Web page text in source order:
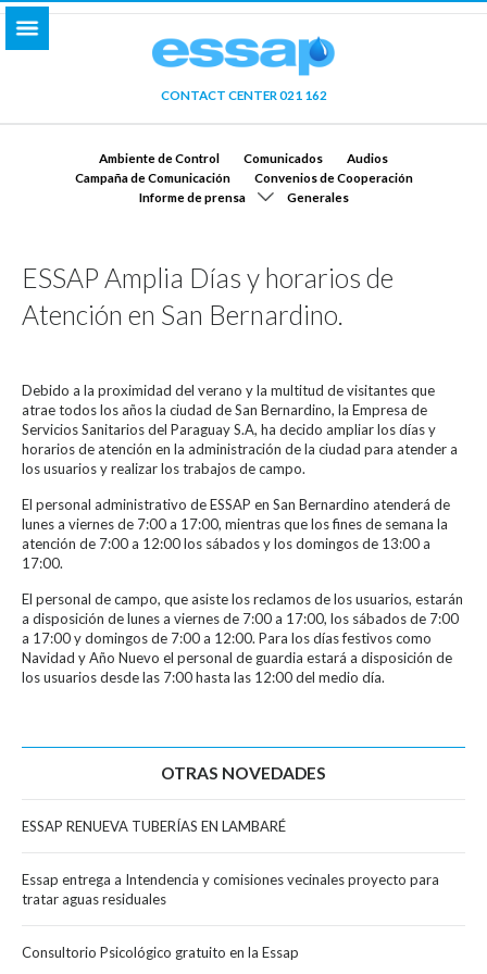
CONTACT CENTER 021 162
Ambiente de Control Comunicados
Audios
Campaña de Comunicación
Convenios de Cooperación
Informe de prensa
Generales
ESSAP Amplia Días y horarios de
Atención en San Bernardino.
Debido a la proximidad del verano y la multitud de visitantes que
atrae todos los años la ciudad de San Bernardino, la Empresa de
Servicios Sanitarios del Paraguay S.A, ha decido ampliar los días y
horarios de atención en la administración de la ciudad para atender a
los usuarios y realizar los trabajos de campo.
El personal administrativo de ESSAP en San Bernardino atenderá de
lunes a viernes de 7:00 a 17:00, mientras que los fines de semana la
atención de 7:00 a 12:00 los sábados y los domingos de 13:00 a
17:00.
El personal de campo, que asiste los reclamos de los usuarios, estarán
a disposición de lunes a viernes de 7:00 a 17:00, los sábados de 7:00
a 17:00 y domingos de 7:00 a 12:00. Para los días festivos como
Navidad y Año Nuevo el personal de guardia estará a disposición de
los usuarios desde las 7:00 hasta las 12:00 del medio día.
OTRAS NOVEDADES
ESSAP RENUEVA TUBERÍAS EN LAMBARÉ
Essap entrega a Intendencia y comisiones vecinales proyecto para
tratar aguas residuales
Consultorio Psicológico gratuito en la Essap